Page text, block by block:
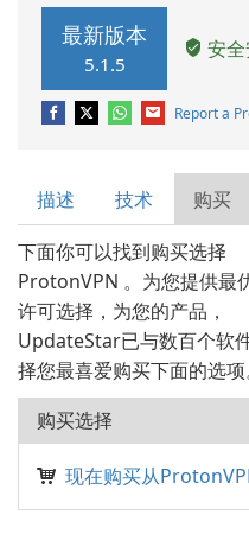
最新版本
5.1.5
安
Report a
描述 技术 购买
下面你可以找到购买选择
ProtonVPN 。为您提供最
许可选择，为您的产品，
UpdateStar已与数百个软
择您最喜爱购买下面的选项
购买选择
现在购买从